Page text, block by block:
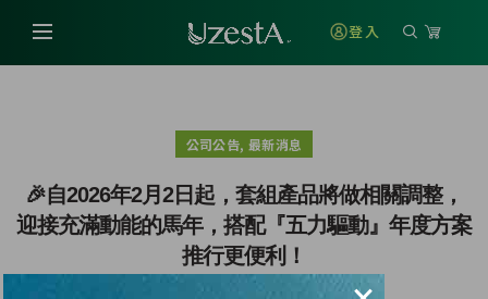
登入
公司公告, 最新消息
🎉自2026年2月2日起，套組產品將做相關調整，
迎接充滿動能的馬年，搭配『五力驅動』年度方案
推行更便利！